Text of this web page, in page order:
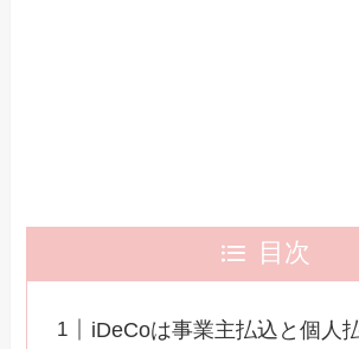
目次
iDeCoは事業主払込と個人